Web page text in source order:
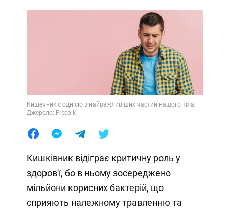
Кишечник є однією з найважливіших частин нашого тіла.
Джерело: Freepik
Кишківник відіграє критичну роль у
здоров'ї, бо в ньому зосереджено
мільйони корисних бактерій, що
сприяють належному травленню та